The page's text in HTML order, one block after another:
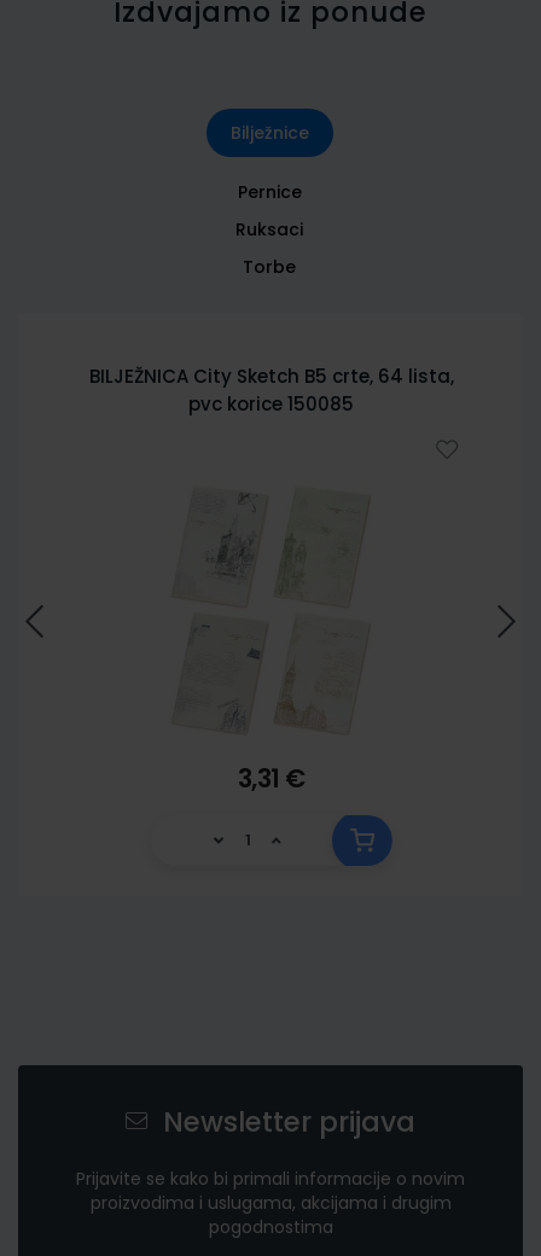
Izdvajamo iz ponude
Bilježnice
Pernice
Ruksaci
Torbe
BILJEŽNICA City Sketch B5 crte, 64 lista,
pvc korice 150085
3,31 €
Newsletter prijava
Prijavite se kako bi primali informacije o novim
proizvodima i uslugama, akcijama i drugim
pogodnostima